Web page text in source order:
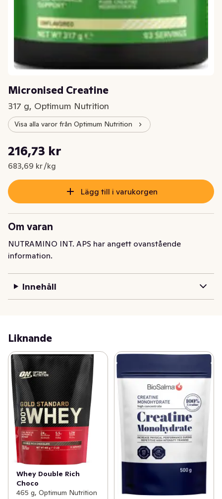
Micronised Creatine
317 g, Optimum Nutrition
Visa alla varor från Optimum Nutrition
Nuvarande pris är: 216,73 kr
216,73 kr
683,69 kr /kg
Styckpris: 683,69 kr /kg
Lägg till i varukorgen
Om varan
NUTRAMINO INT. APS har angett ovanstående
information.
Innehåll
Liknande
Whey Double Rich
Choco
465 g, Optimum Nutrition